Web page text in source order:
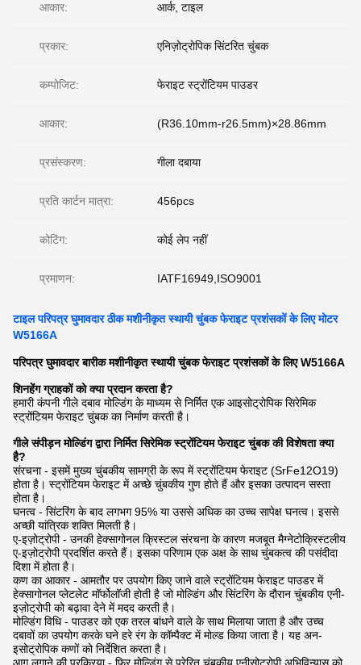
आकार: आर्क, टाइल
प्रकार: एनिज़ोट्रोपिक सिंटरित चुंबक
कम्पोजिट: फेराइट स्ट्रोंटियम पाउडर
आकार: (R36.10mm-r26.5mm)×28.86mm
प्रसंस्करण: गीला दबाया
प्रति कार्टन मात्रा: 456pcs
कोटिंग: कोई लेप नहीं
प्रमाणन: IATF16949,ISO9001
टाइल परिपत्र घुमावदार ठीक मशीनीकृत स्थायी चुंबक फेराइट प्रशंसकों के लिए मोटर
W5166A
परिपत्र घुमावदार बारीक मशीनीकृत स्थायी चुंबक फेराइट प्रशंसकों के लिए W5166A
शिनहेंग ग्राहकों को क्या प्रदान करता है?
हमारी कंपनी गीले दबाव मोल्डिंग के माध्यम से निर्मित एक आइसोट्रोपिक सिरेमिक
स्ट्रोंटियम फेराइट चुंबक का निर्माण करती है।
गीले संपीड़न मोल्डिंग द्वारा निर्मित सिरेमिक स्ट्रोंटियम फेराइट चुंबक की विशेषता क्या
है?
संरचना - इसमें मुख्य चुंबकीय सामग्री के रूप में स्ट्रोंटियम फेराइट (SrFe12O19)
होता है। स्ट्रोंटियम फेराइट में अच्छे चुंबकीय गुण होते हैं और इसका उत्पादन सस्ता
होता है।
घनत्व - सिंटरिंग के बाद लगभग 95% या उससे अधिक का उच्च सापेक्ष घनत्व। इससे
अच्छी यांत्रिक शक्ति मिलती है।
ए-इज़ोट्रोपी - उनकी हेक्सागोनल क्रिस्टल संरचना के कारण मजबूत मैग्नेटोक्रिस्टलीय
ए-इज़ोट्रोपी प्रदर्शित करते हैं। इसका परिणाम एक अक्ष के साथ चुंबकत्व की पसंदीदा
दिशा में होता है।
कण का आकार - आमतौर पर उपयोग किए जाने वाले स्ट्रोंटियम फेराइट पाउडर में
हेक्सागोनल प्लेटलेट मॉर्फोलॉजी होती है जो मोल्डिंग और सिंटरिंग के दौरान चुंबकीय एनी-
इज़ोट्रोपी को बढ़ावा देने में मदद करती है।
मोल्डिंग विधि - पाउडर को एक तरल बांधने वाले के साथ मिलाया जाता है और उच्च
दबावों का उपयोग करके घने हरे रंग के कॉम्पैक्ट में मोल्ड किया जाता है। यह अन-
इसोट्रोपिक कणों को निर्देशित करता है।